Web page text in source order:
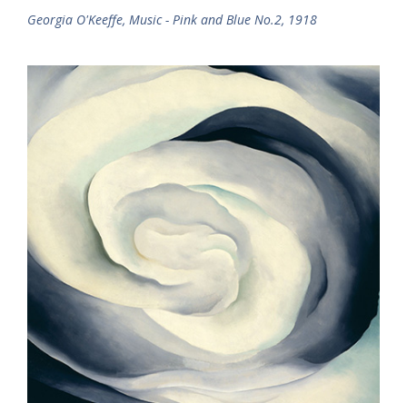
Georgia O'Keeffe, Music - Pink and Blue No.2, 1918